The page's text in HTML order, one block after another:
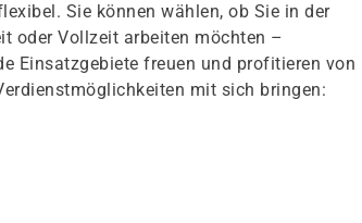
Sie können wählen, ob Sie in der
oder Vollzeit arbeiten möchten –
Einsatzgebiete freuen und profitieren von
mit sich bringen: